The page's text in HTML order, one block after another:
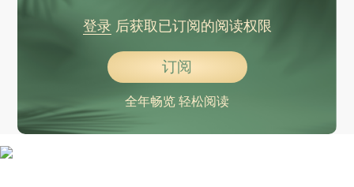
登录后获取已订阅的阅读权限
订阅
全年畅览 轻松阅读